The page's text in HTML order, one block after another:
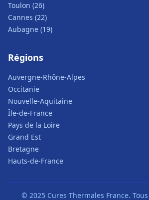
Toulon (26)
Cannes (22)
Aubagne (19)
Régions
Auvergne-Rhône-Alpes
Occitanie
Nouvelle-Aquitaine
Île-de-France
Pays de la Loire
Grand Est
Bretagne
Hauts-de-France
© 2025 Cures Thermales France.